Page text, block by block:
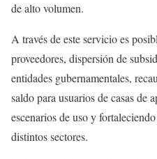
de alto volumen.
A través de este servicio es
proveedores, dispersión de
entidades gubernamentales,
saldo para usuarios de casas de
escenarios de uso y
distintos sectores.